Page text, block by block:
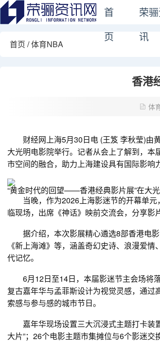
首
页
荣
讯
首页 /体育NBA
香港
体
财经网上海5月30日电 (王笈 李秋莹)由
大光明电影院举行。记者从会上了解到，
市空间的融合，助力上海建设具有国际影响力
“黄金时代的回望——香港经典影片展”在大
当晚，作为2026上海影迷节的开幕单元
临现场，出席《神话》映前交流会，分享影
据介绍，本次影展精心遴选8部香港电影
《新上海滩》等，涵盖奇幻史诗、浪漫爱
代记忆。
6月12日至14日，本届影迷节主会场将落
复古嘉年华与孟菲斯设计为视觉灵感，通
索感与参与感的城市节日。
嘉年华现场设置三大沉浸式主题打卡装
大片”；26个电影主题市集摊位与6个影迷交